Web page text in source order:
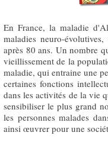
En France, la maladie d'Alzheimer est la plus répandue des
maladies neuro-
après 80 ans. Un nombre
vieillissement de la
maladie, qui entraine une
certaines fonctions
dans les activités de la vie
sensibiliser le plus grand
les personnes malades
ainsi œuvrer pour une